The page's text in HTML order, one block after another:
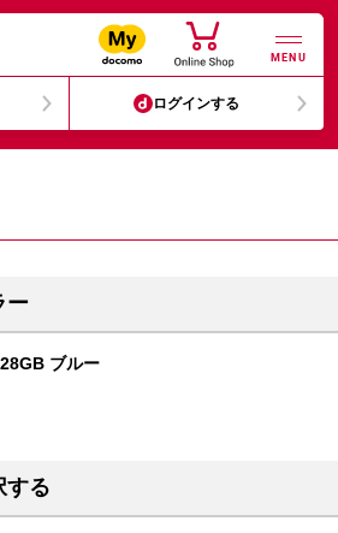
MENU
ログインする
ー
ブルー
する